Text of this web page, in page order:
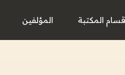
المكتبة المؤلفين